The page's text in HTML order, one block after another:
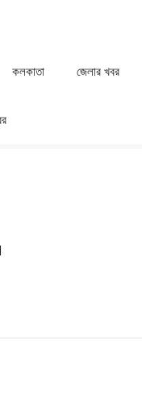
কলকাতা ⁠⁠জেলার খবর